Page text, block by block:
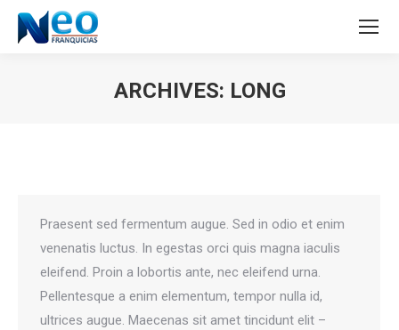
ARCHIVES: LONG
Praesent sed fermentum augue. Sed in odio et enim
venenatis luctus. In egestas orci quis magna iaculis
eleifend. Proin a lobortis ante, nec eleifend urna.
Pellentesque a enim elementum, tempor nulla id,
ultrices augue. Maecenas sit amet tincidunt elit –